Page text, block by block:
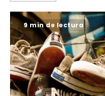
9 min de lectura